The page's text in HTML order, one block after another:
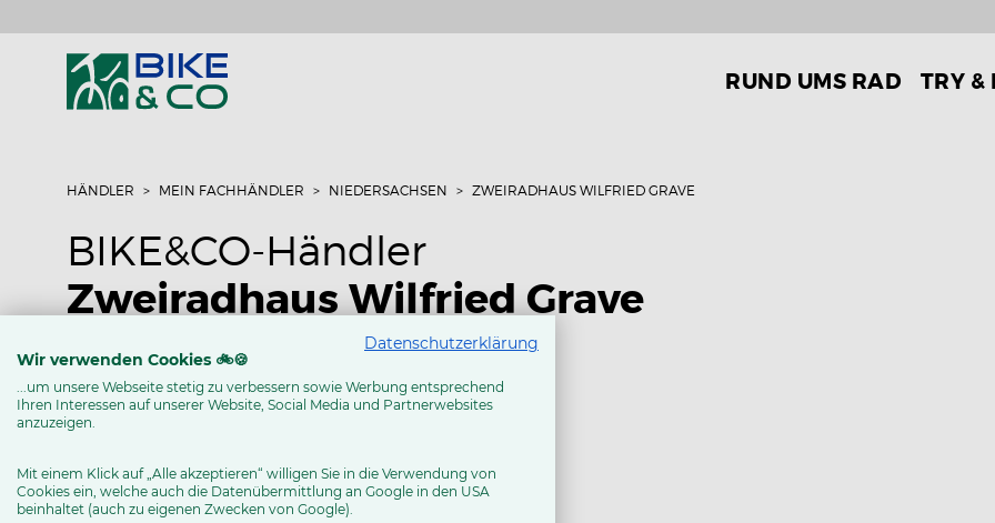
RUND UMS RAD TRY &
HÄNDLER MEIN FACHHÄNDLER NIEDERSACHSEN ZWEIRADHAUS WILFRIED GRAVE
BIKE&CO-Händler
Zweiradhaus Wilfried Grave
Lengericher Str. 30
49170 Hagen a.Tw.
Tel: 05405 - 4427
Zweirad.grave (at) t-online.de
Datenschutzerklärung
Wir verwenden Cookies 🚲🍪
...um unsere Webseite stetig zu verbessern sowie Werbung entsprechend
Ihren Interessen auf unserer Website, Social Media und Partnerwebsites
anzuzeigen.
Mit einem Klick auf „Alle akzeptieren“ willigen Sie in die Verwendung von
Cookies ein, welche auch die Datenübermittlung an Google in den USA
beinhaltet (auch zu eigenen Zwecken von Google).